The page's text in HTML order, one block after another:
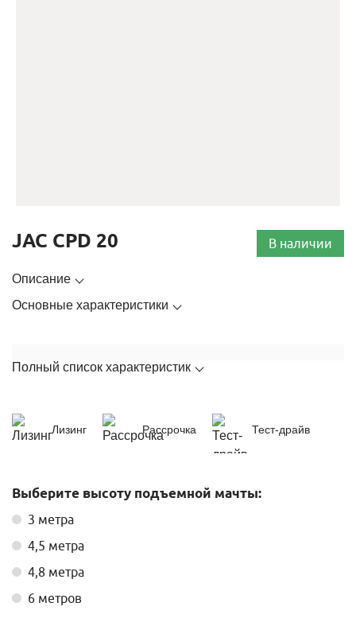
В наличии
JAC CPD 20
Описание
Основные характеристики
Полный список характеристик
Лизинг Рассрочка Тест-драйв
Выберите высоту подъемной мачты:
3 метра
4,5 метра
4,8 метра
6 метров